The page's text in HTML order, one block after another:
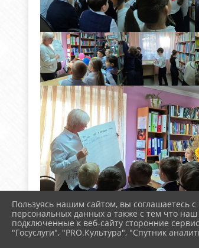
Пользуясь нашим сайтом, вы соглашаетесь с
персональных данных а также с тем что наш
подключенные к веб-сайту сторонние
"Госуслуги", "PRO.Культура", "Спутник